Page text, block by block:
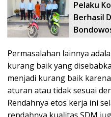
Pelaku
Berhasil
Permasalahan lainnya
kurang baik yang
menjadi kurang baik
aturan atau tidak sesuai
Rendahnya etos kerja ini